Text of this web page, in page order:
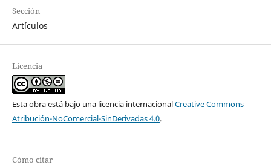
Sección
Artículos
Licencia
Esta obra está bajo una licencia internacionalCreative Commons
Atribución-NoComercial-SinDerivadas 4.0.
Cómo citar